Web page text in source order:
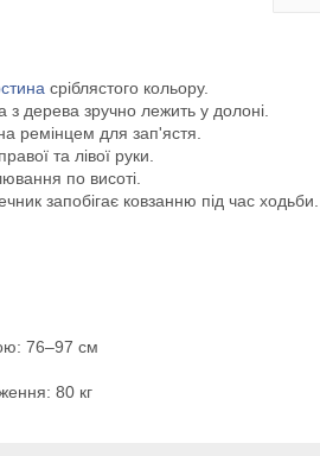
сріблястого кольору.
дерева зручно лежить у долоні.
ремінцем для зап'ястя.
та лівої руки.
по висоті.
запобігає ковзанню під час ходьби.
76–97 см
80 кг